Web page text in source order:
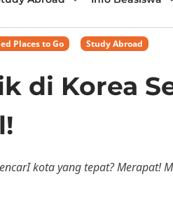
Places to Go Study Abroad
di Korea
kota yang tepat? Merapat!